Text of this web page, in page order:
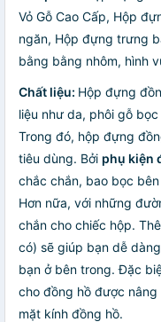
Vỏ Gỗ Cao Cấp, Hộp
ngăn, Hộp đựng trưng
bằng bằng nhôm, hình
Chất liệu: Hộp đựng
liệu như da, phôi gỗ
Trong đó, hộp đựng
tiêu dùng. Bởi phụ kiện
chắc chắn, bao bọc
Hơn nữa, với những
chắn cho chiếc hộp.
có) sẽ giúp bạn dễ
bạn ở bên trong. Đặc
cho đồng hồ được
mặt kính đồng hồ.